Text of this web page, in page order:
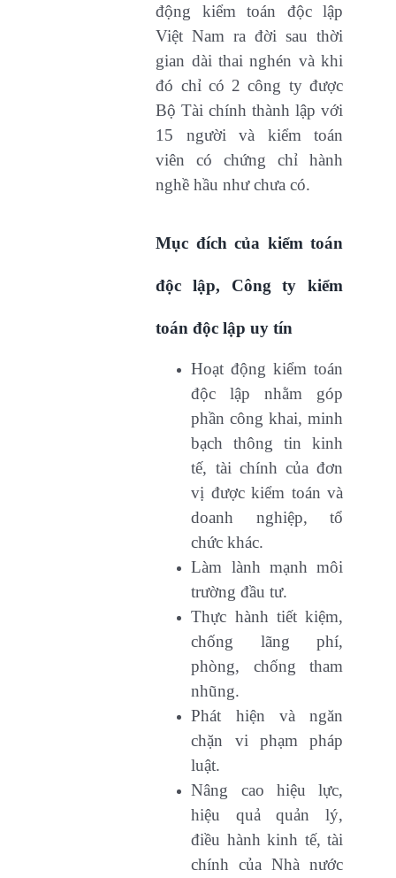
động kiểm toán độc lập
Việt Nam ra đời sau thời
gian dài thai nghén và khi
đó chỉ có 2 công ty được
Bộ Tài chính thành lập với
15 người và kiểm toán
viên có chứng chỉ hành
nghề hầu như chưa có.
Mục đích của kiểm toán
độc lập, Công ty kiểm
toán độc lập uy tín
Hoạt động kiểm toán
độc lập nhằm góp
phần công khai, minh
bạch thông tin kinh
tế, tài chính của đơn
vị được kiểm toán và
doanh nghiệp, tổ
chức khác.
Làm lành mạnh môi
trường đầu tư.
Thực hành tiết kiệm,
chống lãng phí,
phòng, chống tham
nhũng.
Phát hiện và ngăn
chặn vi phạm pháp
luật.
Nâng cao hiệu lực,
hiệu quả quản lý,
điều hành kinh tế, tài
chính của Nhà nước